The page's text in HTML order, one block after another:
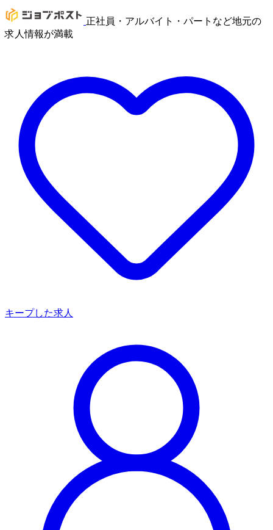
正社員・アルバイト・パートなど地元の
求人情報が満載
キープした求人